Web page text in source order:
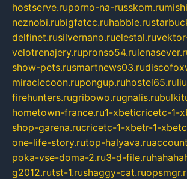
hostserve.ruporno-na-russkom.ru
neznobi.rubigfatcc.ruhabble.ru
delfinet.rusilvernano.ruelestal.ru
velotrenajery.rupronso54.ru
show-pets.rusmartnews03.ru
miraclecoon.rupongup.ruhostel65.ru
firehunters.rugribowo.rugnalis.ru
hometown-france.ru1-xbeticricetc-1-
shop-garena.rucricetc-1-xbetr-1-
one-life-story.rutop-halyava.ru
poka-vse-doma-2.ru3-d-file.ru
g2012.rutst-1.rushaggy-cat.ru